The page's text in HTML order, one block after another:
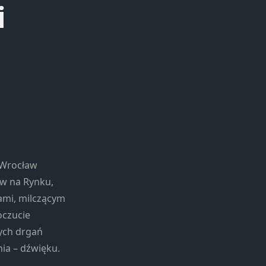
na Rynku,
milczącym
drgań
– dźwięku.